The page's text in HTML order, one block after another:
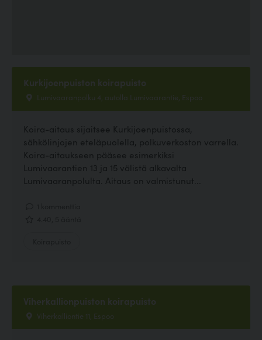
Kurkijoenpuiston koirapuisto
Lumivaaranpolku 4, autolla Lumivaarantie, Espoo
Koira-aitaus sijaitsee Kurkijoenpuistossa,
sähkölinjojen eteläpuolella, polkuverkoston varrella.
Koira-aitaukseen pääsee esimerkiksi
Lumivaarantien 13 ja 15 välistä alkavalta
Lumivaaranpolulta. Aitaus on valmistunut...
Viherkallionpuiston koirapuisto
Viherkalliontie 11, Espoo